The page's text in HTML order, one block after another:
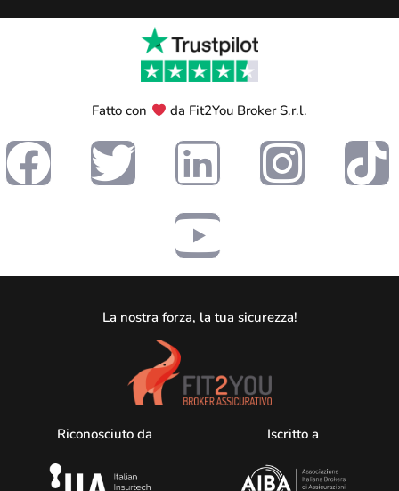
Fatto con da Fit2You Broker S.r.l.
La nostra forza, la tua sicurezza!
Riconosciuto da Iscritto a